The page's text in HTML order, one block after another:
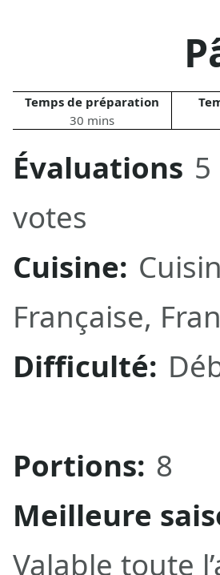
Temps de préparation
30 mins
Évaluations 5
votes
Cuisine:
Française,
Difficulté:
Portions: 8
Meilleure
Valable toute